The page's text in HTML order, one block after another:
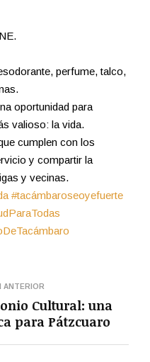
perfume, talco,
oportunidad para
valioso: la vida.
cumplen con los
y compartir la
y vecinas.
#tacámbaroseoyefuerte
ANTERIOR
Cultural: una
para Pátzcuaro